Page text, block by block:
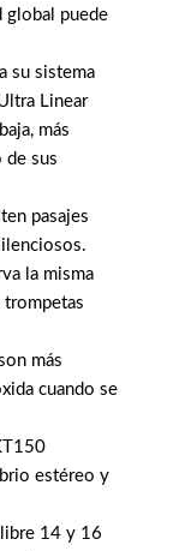
global puede
su sistema
Linear
más
de sus
pasajes
la misma
trompetas
más
cuando se
estéreo y
14 y 16